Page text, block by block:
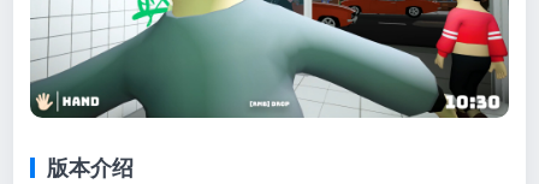
版本介绍